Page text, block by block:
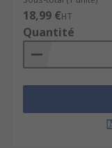
18,99 €HT
Quantité